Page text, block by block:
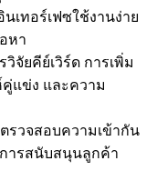
เทอร์เฟซใช้งานง่าย
หา
วิจัยคีย์เวิร์ด การเพิ่ม
แข่ง และความ
ตรวจสอบความเข้ากัน
ารสนับสนุนลูกค้า